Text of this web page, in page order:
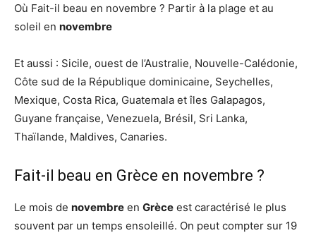
Où Fait-il beau en novembre ? Partir à la plage et au
soleil en novembre
Et aussi : Sicile, ouest de l’Australie, Nouvelle-Calédonie,
Côte sud de la République dominicaine, Seychelles,
Mexique, Costa Rica, Guatemala et îles Galapagos,
Guyane française, Venezuela, Brésil, Sri Lanka,
Thaïlande, Maldives, Canaries.
Fait-il beau en Grèce en novembre ?
Le mois de novembre en Grèce est caractérisé le plus
souvent par un temps ensoleillé. On peut compter sur 19